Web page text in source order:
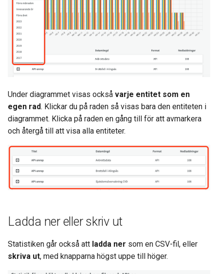
Under diagrammet visas också varje entitet som en
egen rad. Klickar du på raden så visas bara den entiteten i
diagrammet. Klicka på raden en gång till för att avmarkera
och återgå till att visa alla entiteter.
Ladda ner eller skriv ut
Statistiken går också att ladda ner som en CSV-fil, eller
skriva ut, med knapparna högst uppe till höger.